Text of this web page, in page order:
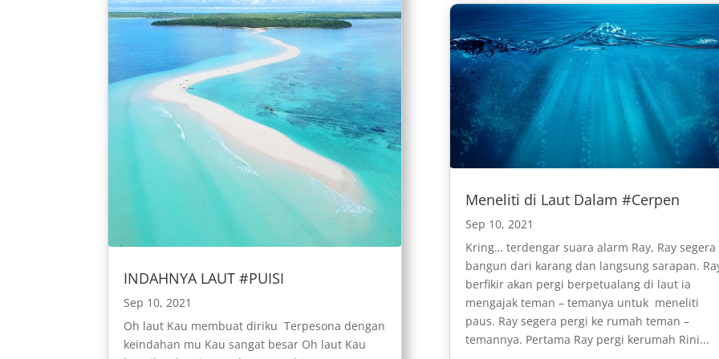
INDAHNYA LAUT #PUISI
Sep 10, 2021
Oh laut Kau membuat diriku Terpesona dengan
keindahan mu Kau sangat besar Oh laut Kau
Meneliti di Laut Dalam #Cerpen
Sep 10, 2021
Kring… terdengar suara alarm Ray, Ray segera
bangun dari karang dan langsung sarapan.
berfikir akan pergi berpetualang di laut ia
mengajak teman – temanya untuk meneliti
paus. Ray segera pergi ke rumah teman –
temannya. Pertama Ray pergi kerumah Rini...